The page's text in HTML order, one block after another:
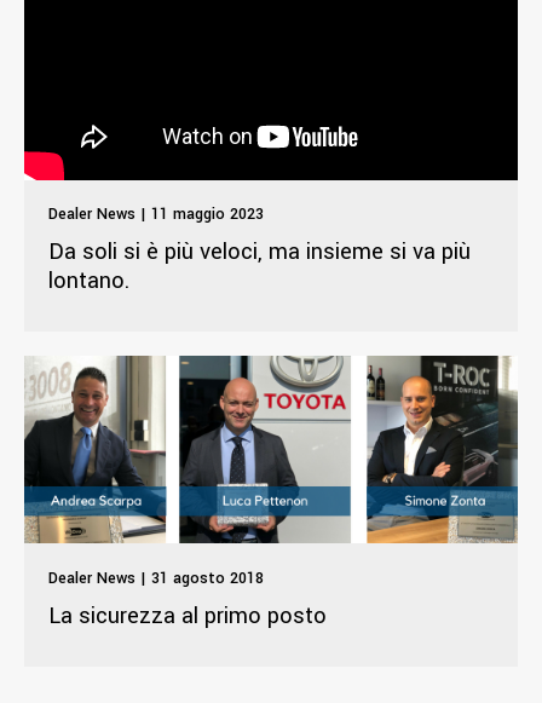
Dealer News | 11 maggio 2023
Da soli si è più veloci, ma insieme si va più
lontano.
Dealer News | 31 agosto 2018
La sicurezza al primo posto